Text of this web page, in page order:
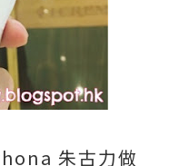
朱古力做